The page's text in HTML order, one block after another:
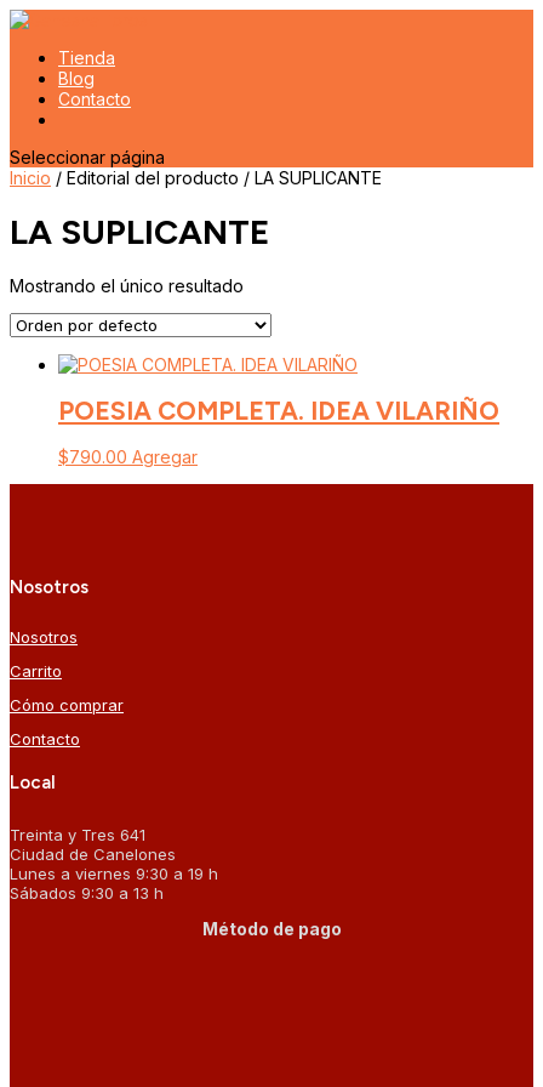
Tienda
Blog
Contacto
Seleccionar página
Inicio / Editorial del producto / LA SUPLICANTE
LA SUPLICANTE
Mostrando el único resultado
POESIA COMPLETA. IDEA VILARIÑO
$790.00 Agregar
Nosotros
Nosotros
Carrito
Cómo comprar
Contacto
Local
Treinta y Tres 641
Ciudad de Canelones
Lunes a viernes 9:30 a 19 h
Sábados 9:30 a 13 h
Método de pago